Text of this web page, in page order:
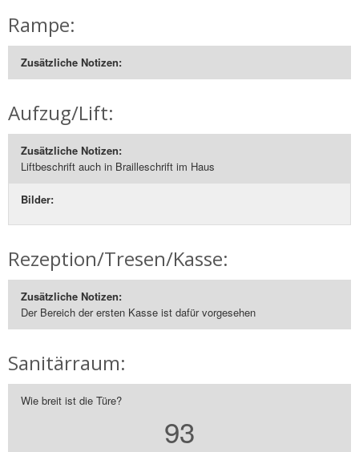
Rampe:
Zusätzliche Notizen:
Aufzug/Lift:
Zusätzliche Notizen:
Liftbeschrift auch in Brailleschrift im Haus
Bilder:
Rezeption/Tresen/Kasse:
Zusätzliche Notizen:
Der Bereich der ersten Kasse ist dafür vorgesehen
Sanitärraum:
Wie breit ist die Türe?
93